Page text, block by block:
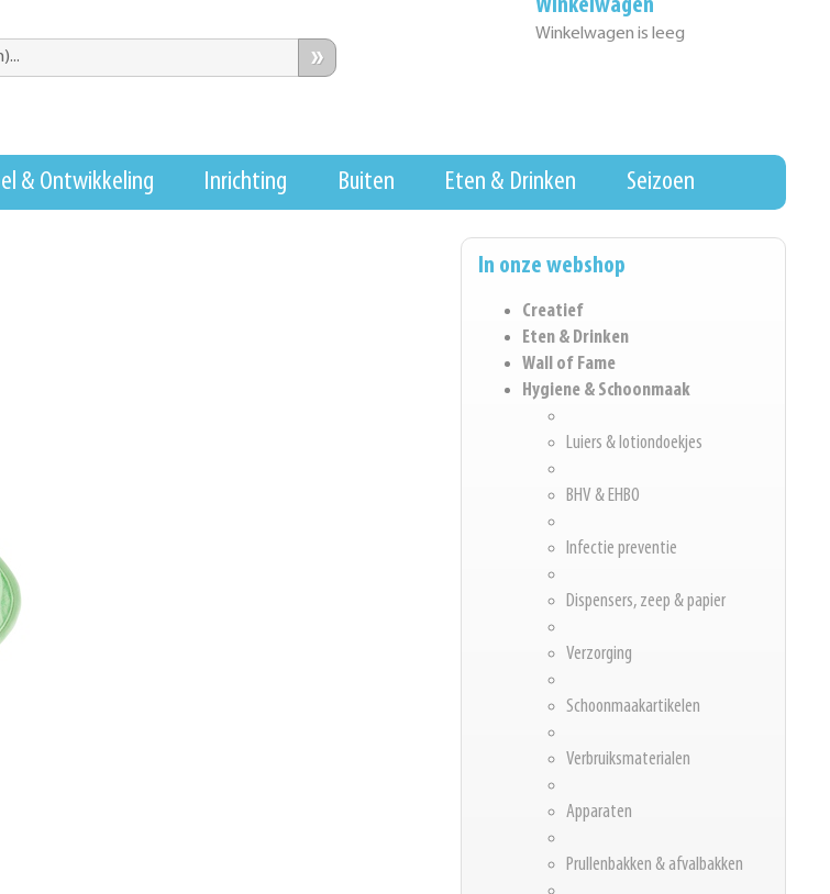
Winkelwagen
Winkelwagen is leeg
»
& Ontwikkeling Inrichting Buiten Eten & Drinken Seizoen
In onze webshop
Creatief
Eten & Drinken
Wall of Fame
Hygiene & Schoonmaak
Luiers & lotiondoekjes
BHV & EHBO
Infectie preventie
Dispensers, zeep & papier
Verzorging
Schoonmaakartikelen
Verbruiksmaterialen
Apparaten
Prullenbakken & afvalbakken